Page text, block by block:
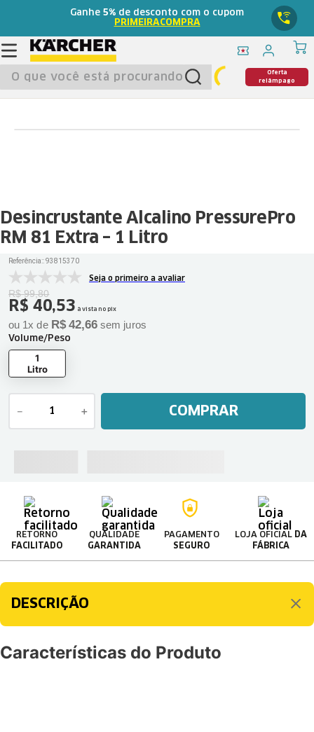
Ganhe 5% de desconto com o cupom
PRIMEIRACOMPRA
O que você está procurando?
Oferta
relâmpago
Desincrustante Alcalino PressurePro
RM 81 Extra – 1 Litro
Referência::93815370
Seja o primeiro a avaliar
R$ 99,80
R$ 40,53 à vista no pix
ou 1x de R$ 42,66 sem juros
Volume/Peso
1
Litro
＋
－ COMPRAR
RETORNO
FACILITADO
QUALIDADE
GARANTIDA
PAGAMENTO
SEGURO
LOJA OFICIAL DA
FÁBRICA
DESCRIÇÃO
Características do Produto